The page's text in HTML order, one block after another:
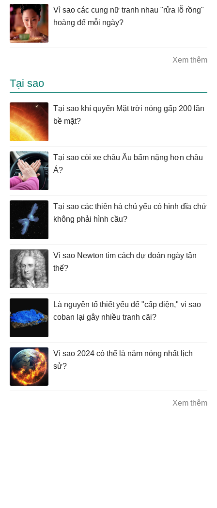
Vì sao các cung nữ tranh nhau "rửa lỗ rồng"
hoàng đế mỗi ngày?
Xem thêm
Tại sao
Tại sao khí quyển Mặt trời nóng gấp 200 lần
bề mặt?
Tại sao còi xe châu Âu bấm nặng hơn châu
Á?
Tại sao các thiên hà chủ yếu có hình đĩa chứ
không phải hình cầu?
Vì sao Newton tìm cách dự đoán ngày tận
thế?
Là nguyên tố thiết yếu để "cấp điện," vì sao
coban lại gây nhiều tranh cãi?
Vì sao 2024 có thể là năm nóng nhất lịch
sử?
Xem thêm